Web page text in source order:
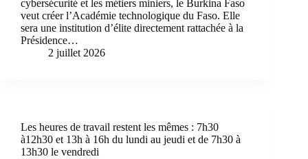
cybersécurité et les métiers miniers, le Burkina Faso
veut créer l’Académie technologique du Faso. Elle
sera une institution d’élite directement rattachée à la
Présidence…
2 juillet 2026
Les heures de travail restent les mêmes : 7h30
à12h30 et 13h à 16h du lundi au jeudi et de 7h30 à
13h30 le vendredi